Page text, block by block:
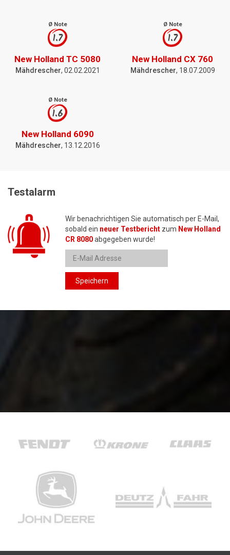
Ø Note
1.7
New Holland TC 5080
Mähdrescher, 02.02.2021
Ø Note
1.7
New Holland CX 760
Mähdrescher, 18.07.2009
Ø Note
1.6
New Holland 6090
Mähdrescher, 13.12.2016
Testalarm
Wir benachrichtigen Sie automatisch per E-Mail,
sobald ein neuer Testbericht zum New Holland
CR 8080abgegeben wurde!
Speichern